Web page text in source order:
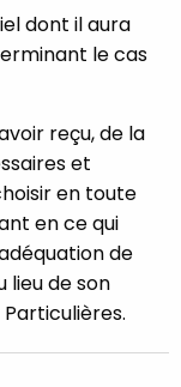
dont il aura
le cas
reçu, de la
et
en toute
en ce qui
de
lieu de son